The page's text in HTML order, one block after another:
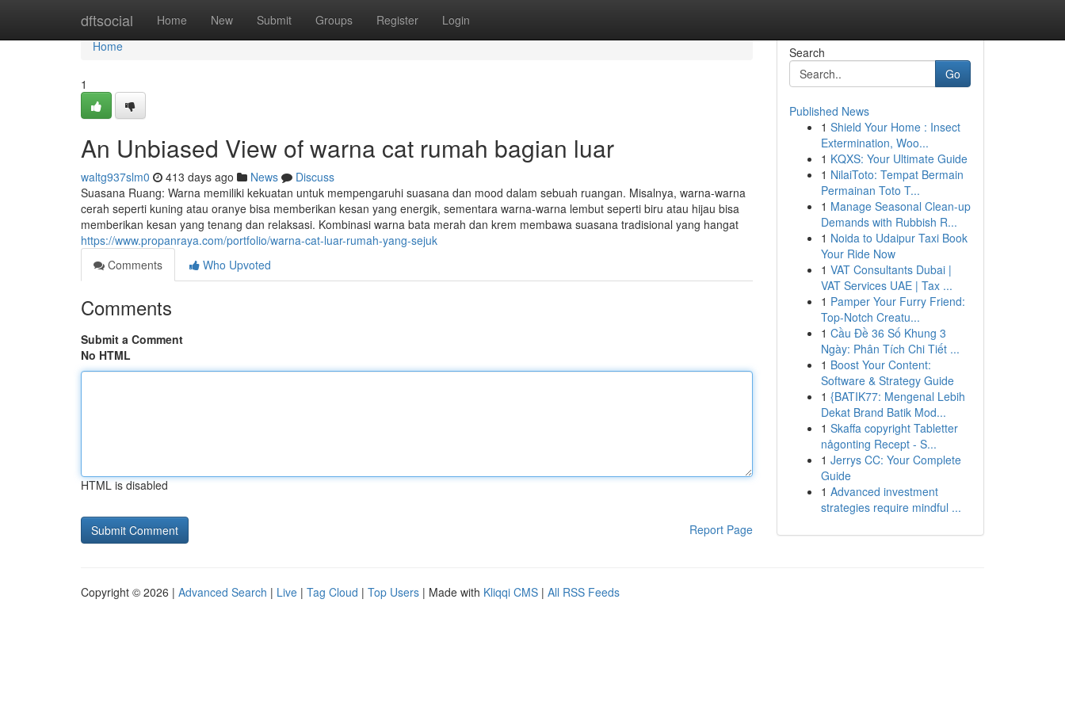
dftsocial Home New Submit Groups Register Login
Home
Home
1
An Unbiased View of warna cat rumah bagian luar
waltg937slm0 413 days ago News
Discuss
Suasana Ruang: Warna memiliki kekuatan untuk mempengaruhi suasana dan mood dalam sebuah ruangan. Misalnya, warna-warna
cerah seperti kuning atau oranye bisa memberikan kesan yang energik, sementara warna-warna lembut seperti biru atau hijau bisa
memberikan kesan yang tenang dan relaksasi. Kombinasi warna bata merah dan krem membawa suasana tradisional yang hangat
https://www.propanraya.com/portfolio/warna-cat-luar-rumah-yang-sejuk
Comments
Who Upvoted
Comments
Submit a Comment
No HTML
HTML is disabled
Report Page
Search
Go
Published News
1 Shield Your Home : Insect
Extermination, Woo...
1 KQXS: Your Ultimate Guide
1 NilaiToto: Tempat Bermain
Permainan Toto T...
1 Manage Seasonal Clean-up
Demands with Rubbish R...
1 Noida to Udaipur Taxi Book
Your Ride Now
1 VAT Consultants Dubai |
VAT Services UAE | Tax ...
1 Pamper Your Furry Friend:
Top-Notch Creatu...
1 Cầu Đề 36 Số Khung 3
Ngày: Phân Tích Chi Tiết ...
1 Boost Your Content:
Software & Strategy Guide
1 {BATIK77: Mengenal Lebih
Dekat Brand Batik Mod...
1 Skaffa copyright Tabletter
någonting Recept - S...
1 Jerrys CC: Your Complete
Guide
1 Advanced investment
strategies require mindful ...
Copyright © 2026 | Advanced Search | Live | Tag Cloud | Top Users | Made with Kliqqi CMS | All RSS Feeds